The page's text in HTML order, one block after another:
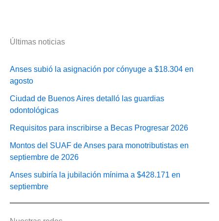
Últimas noticias
Anses subió la asignación por cónyuge a $18.304 en
agosto
Ciudad de Buenos Aires detalló las guardias
odontológicas
Requisitos para inscribirse a Becas Progresar 2026
Montos del SUAF de Anses para monotributistas en
septiembre de 2026
Anses subiría la jubilación mínima a $428.171 en
septiembre